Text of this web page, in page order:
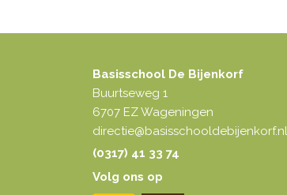
Basisschool De Bijenkorf
Buurtseweg 1
6707 EZ Wageningen
directie@basisschooldebijenkorf.nl
(0317) 41 33 74
Volg ons op